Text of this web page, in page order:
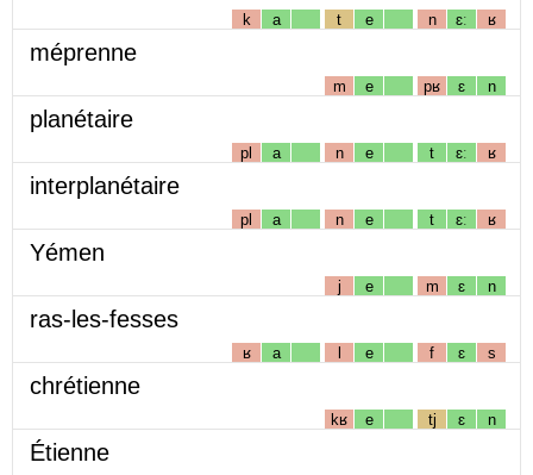
k a t e n ɛː ʁ
méprenne
m e pʁ ɛ n
planétaire
pl a n e t ɛː ʁ
interplanétaire
pl a n e t ɛː ʁ
Yémen
j e m ɛ n
ras-les-fesses
ʁ a l e f ɛ s
chrétienne
kʁ e tj ɛ n
Étienne